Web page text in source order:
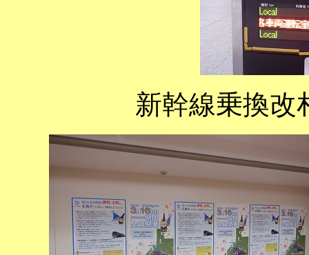
新幹線乗換改